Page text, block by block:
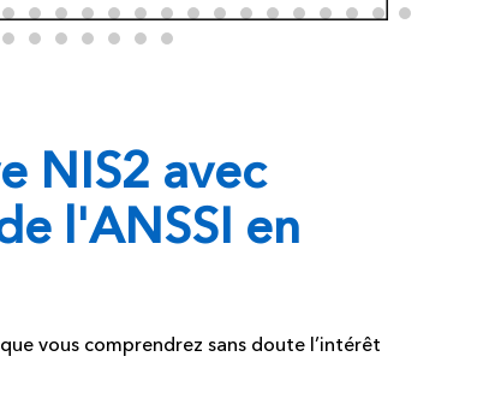
NIS2 avec
l'ANSSI en
vous comprendrez sans doute l’intérêt